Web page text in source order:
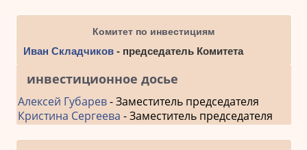
Комитет по инвестициям
Иван Складчиков- председатель Комитета
инвестиционное досье
Алексей Губарев- Заместитель председателя
Кристина Сергеева - Заместитель председателя